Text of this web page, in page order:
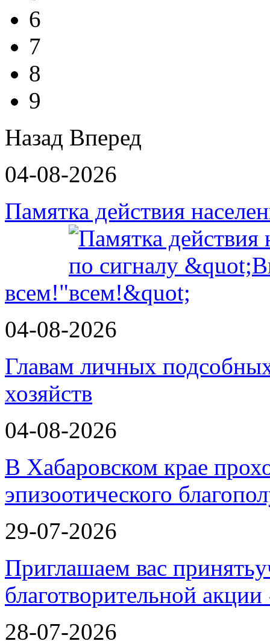
6
7
8
9
Назад Вперед
04-08-2026
Памятка действия
всем!"
04-08-2026
Главам личных
хозяйств
04-08-2026
В Хабаровском крае
эпизоотического
29-07-2026
Приглашаем вас
благотворительной
28-07-2026